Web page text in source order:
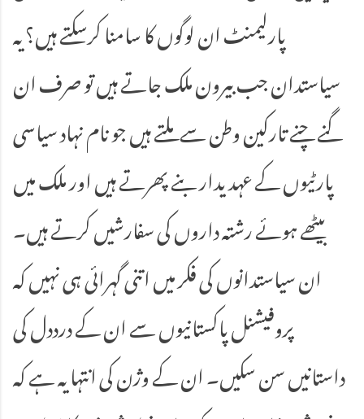
پارلیمنٹ ان لوگوں کا سامنا کرسکتے ہیں؟ یہ
سیاستدان جب بیرون ملک جاتے ہیں تو صرف ان
گنے چنے تارکین وطن سے ملتے ہیں جو نام نہاد سیاسی
پارٹیوں کے عہدیدار بنے پھرتے ہیں اور ملک میں
بیٹھے ہوئے رشتہ داروں کی سفارشیں کرتے ہیں۔
ان سیاستدانوں کی فکر میں اتنی گہرائی ہی نہیں کہ
پروفیشنل پاکستانیوں سے ان کے درددل کی
داستانیں سن سکیں۔ ان کے وژن کی انتہا یہ ہے کہ